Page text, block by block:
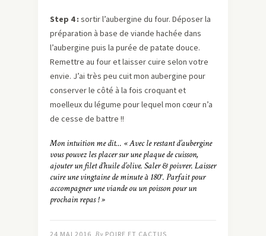
Step 4 : sortir l’aubergine du four. Déposer la
préparation à base de viande hachée dans
l’aubergine puis la purée de patate douce.
Remettre au four et laisser cuire selon votre
envie. J’ai très peu cuit mon aubergine pour
conserver le côté à la fois croquant et
moelleux du légume pour lequel mon cœur n’a
de cesse de battre !!
Mon intuition me dit… « Avec le restant d’aubergine
vous pouvez les placer sur une plaque de cuisson,
ajouter un filet d’huile d’olive. Saler & poivrer. Laisser
cuire une vingtaine de minute à 180°. Parfait pour
accompagner une viande ou un poisson pour un
prochain repas ! »
24 MAI 2016 POIRE ET CACTUS